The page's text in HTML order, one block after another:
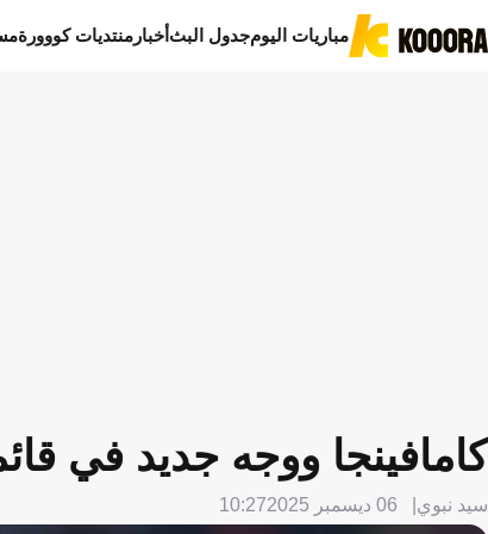
مباريات اليومجدول البثأخبار منتديات كووورة
كامافينجا ووجه جديد في
سيد نبوي 06 ديسمبر 2025 10:27